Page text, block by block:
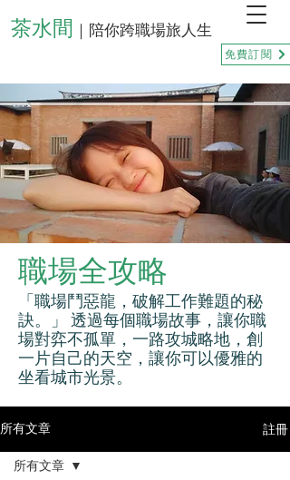
茶水間 ｜陪你跨職場旅人生
免費訂閱
職場全攻略
「職場鬥惡龍，破解工作難題的秘
訣。」 透過每個職場故事，讓你職
場對弈不孤單，一路攻城略地，創
一片自己的天空，讓你可以優雅的
坐看城市光景。
所有文章 註冊
所有文章